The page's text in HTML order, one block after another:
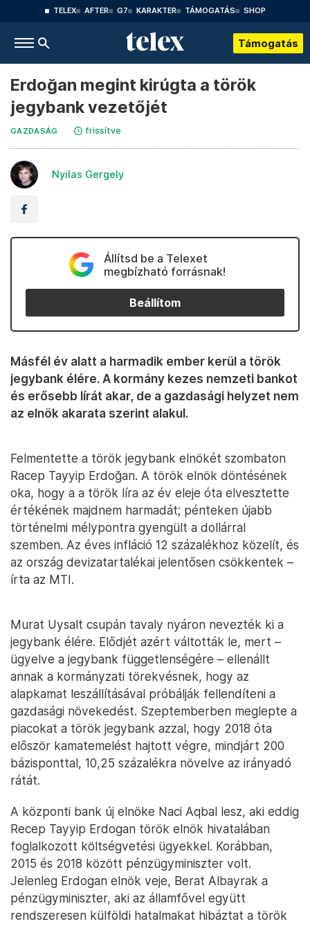
TELEX AFTER G7 KARAKTER TÁMOGATÁS SHOP
Támogatás
Erdoğan megint kirúgta a török
jegybank vezetőjét
GAZDASÁG frissítve
Nyilas Gergely
Állítsd be a Telexet
megbízható forrásnak!
Beállítom
Másfél év alatt a harmadik ember kerül a török
jegybank élére. A kormány kezes nemzeti bankot
és erősebb lírát akar, de a gazdasági helyzet nem
az elnök akarata szerint alakul.
Felmentette a török jegybank elnökét szombaton
Racep Tayyip Erdoğan. A török elnök döntésének
oka, hogy a a török líra az év eleje óta elvesztette
értékének majdnem harmadát; pénteken újabb
történelmi mélypontra gyengült a dollárral
szemben. Az éves infláció 12 százalékhoz közelít, és
az ország devizatartalékai jelentősen csökkentek –
írta az MTI.
Murat Uysalt csupán tavaly nyáron nevezték ki a
jegybank élére. Elődjét azért váltották le, mert –
ügyelve a jegybank függetlenségére – ellenállt
annak a kormányzati törekvésnek, hogy az
alapkamat leszállításával próbálják fellendíteni a
gazdasági növekedést. Szeptemberben meglepte a
piacokat a török jegybank azzal, hogy 2018 óta
először kamatemelést hajtott végre, mindjárt 200
bázisponttal, 10,25 százalékra növelve az irányadó
rátát.
A központi bank új elnöke Naci Aqbal lesz, aki eddig
Recep Tayyip Erdogan török elnök hivatalában
foglalkozott költségvetési ügyekkel. Korábban,
2015 és 2018 között pénzügyminiszter volt.
Jelenleg Erdogan elnök veje, Berat Albayrak a
pénzügyminiszter, aki az államfővel együtt
rendszeresen külföldi hatalmakat hibáztat a török